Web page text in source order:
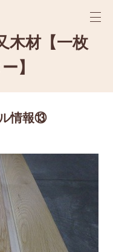
木材【一枚
】
情報⑬